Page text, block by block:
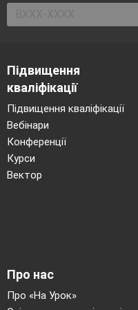
Марс –
системи. У
Деймос. Марс
Підвищення
кваліфікації
Підвищення кваліфікації
Вебінари
Конференції
Курси
Вектор
Про нас
Про «На Урок»